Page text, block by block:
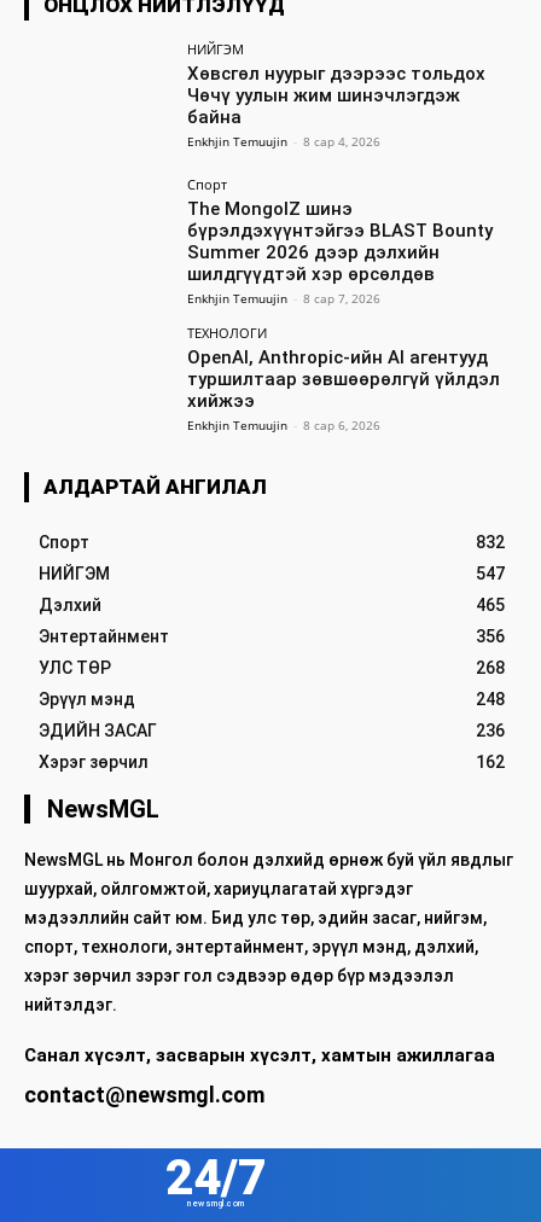
ОНЦЛОХ НИЙТЛЭЛҮҮД
НИЙГЭМ
Хөвсгөл нуурыг дээрээс тольдох
Чөчү уулын жим шинэчлэгдэж
байна
Enkhjin Temuujin - 8 сар 4, 2026
Спорт
The MongolZ шинэ
бүрэлдэхүүнтэйгээ BLAST Bounty
Summer 2026 дээр дэлхийн
шилдгүүдтэй хэр өрсөлдөв
Enkhjin Temuujin - 8 сар 7, 2026
ТЕХНОЛОГИ
OpenAI, Anthropic-ийн AI агентууд
туршилтаар зөвшөөрөлгүй үйлдэл
хийжээ
Enkhjin Temuujin - 8 сар 6, 2026
АЛДАРТАЙ АНГИЛАЛ
Спорт
832
НИЙГЭМ
547
Дэлхий
465
Энтертайнмент
356
УЛС ТӨР
268
Эрүүл мэнд
248
ЭДИЙН ЗАСАГ
236
Хэрэг зөрчил
162
NewsMGL
NewsMGL нь Монгол болон дэлхийд өрнөж буй үйл явдлыг
шуурхай, ойлгомжтой, хариуцлагатай хүргэдэг
мэдээллийн сайт юм. Бид улс төр, эдийн засаг, нийгэм,
спорт, технологи, энтертайнмент, эрүүл мэнд, дэлхий,
хэрэг зөрчил зэрэг гол сэдвээр өдөр бүр мэдээлэл
нийтэлдэг.
Санал хүсэлт, засварын хүсэлт, хамтын ажиллагаа
contact@newsmgl.com
24/7
newsmgl.com